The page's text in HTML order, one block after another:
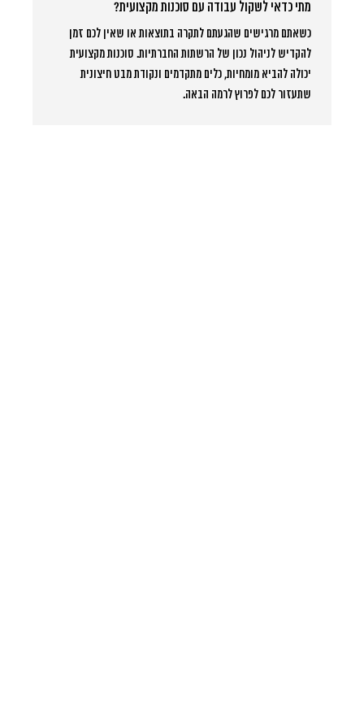
מתי כדאי לשקול עבודה עם סוכנות מקצועית?
כשאתם מרגישים שהגעתם לתקרה בתוצאות או שאין לכם זמן
להקדיש לניהול נכון של הרשתות החברתיות. סוכנות מקצועית
יכולה להביא מומחיות, כלים מתקדמים ונקודת מבט חיצונית
שתעזור לכם לפרוץ לרמה הבאה.